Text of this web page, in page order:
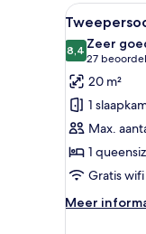
Alle
foto's
voor
voor
persoon
laden
5
8,48,4 van 10
Zeer
27
(27
20 m²
1
Max.
1
Gratis wifi
Meer
Meer